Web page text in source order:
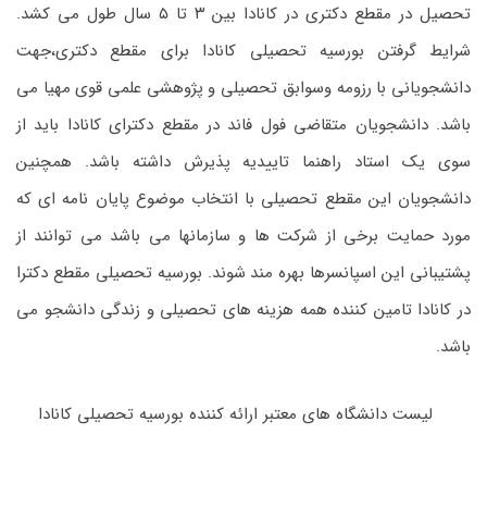
تحصیل در مقطع دکتری در کانادا بین ۳ تا ۵ سال طول می کشد.
شرایط گرفتن بورسیه تحصیلی کانادا برای مقطع دکتری،جهت
دانشجویانی با رزومه وسوابق تحصیلی و پژوهشی علمی قوی مهیا می
باشد. دانشجویان متقاضی فول فاند در مقطع دکترای کانادا باید از
سوی یک استاد راهنما تاییدیه پذیرش داشته باشد. همچنین
دانشجویان این مقطع تحصیلی با انتخاب موضوع پایان نامه ای که
مورد حمایت برخی از شرکت ها و سازمانها می باشد می توانند از
پشتیبانی این اسپانسرها بهره مند شوند. بورسیه تحصیلی مقطع دکترا
در کانادا تامین کننده همه هزینه های تحصیلی و زندگی دانشجو می
باشد.
لیست دانشگاه های معتبر ارائه کننده بورسیه تحصیلی کانادا